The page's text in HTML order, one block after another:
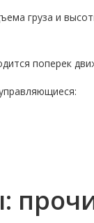
груза и
поперек